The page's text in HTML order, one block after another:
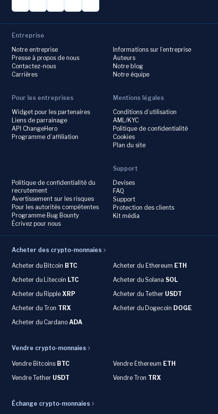
Entreprise
Notre entreprise
Presse à propos de nous
Contactez-nous
Carrières
Informations sur l’entreprise
Auteurs
Notre blog
Notre équipe
Pour les entreprises
Widget pour les partenaires
Liens de parrainage
API ChangeHero
Programme d’affiliation
Mentions légales
Conditions d’utilisation
AML/KYC
Politique de confidentialité
Cookies
Plan du site
Politique de confidentialité du
recrutement
Avertissement sur les risques
Pour les autorités compétentes
Programme Bug Bounty
Écrivez pour nous
Support
Devises
FAQ
Support
Protection des clients
Kit média
Acheter des crypto-monnaies
Acheter du Bitcoin BTC Acheter du Ethereum ETH
Acheter du Litecoin LTC Acheter du Solana SOL
Acheter du Ripple XRP Acheter du Tether USDT
Acheter du Tron TRX Acheter du Dogecoin DOGE
Acheter du Cardano ADA
Vendre crypto-monnaies
Vendre Bitcoins BTC Vendre Ethereum ETH
Vendre Tether USDT Vendre Tron TRX
Échange crypto-monnaies